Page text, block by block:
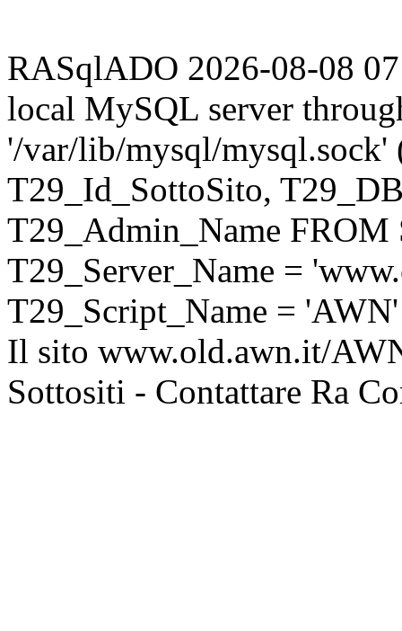
RASqlADO 2026-08-08
local MySQL server
'/var/lib/mysql/mysql.sock'
T29_Id_SottoSito,
T29_Admin_Name
T29_Server_Name =
T29_Script_Name = 'AWN'
Il sito www.old.awn.it/
Sottositi - Contattare Ra